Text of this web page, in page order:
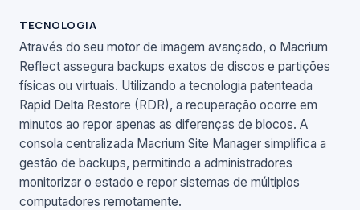
TECNOLOGIA
Através do seu motor de imagem avançado, o Macrium
Reflect assegura backups exatos de discos e partições
físicas ou virtuais. Utilizando a tecnologia patenteada
Rapid Delta Restore (RDR), a recuperação ocorre em
minutos ao repor apenas as diferenças de blocos. A
consola centralizada Macrium Site Manager simplifica a
gestão de backups, permitindo a administradores
monitorizar o estado e repor sistemas de múltiplos
computadores remotamente.